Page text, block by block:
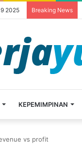
2025 Breaking News
KEPEMIMPINAN
vs profit